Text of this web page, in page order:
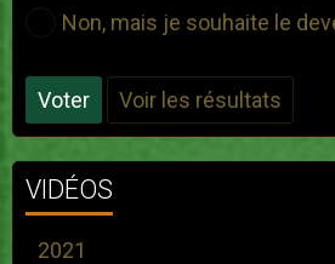
Non, mais je souhaite le
Voter Voir les résultats
VIDÉOS
2021